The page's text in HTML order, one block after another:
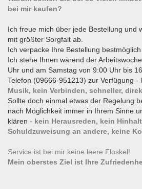
bei mir kaufen?
Ich freue mich über jede Bestellung und
mit größter Sorgfalt ab.
Ich verpacke Ihre Bestellung bestmöglich
Ich stehe Ihnen wärend der
Uhr und am Samstag von 9:00 Uhr bis
Telefon (09666-951213) zur Verfügung -
Musik, kein Verbinden, schneller,
Sollte doch einmal etwas der Regelung
nach Möglichkeit immer in Ihrem Sinne
klären - kein Herausreden, kein
Schuldzuweisung an andere, keine
Service ist bei mir keine leere Floskel!
Mein oberstes Ziel ist Ihre